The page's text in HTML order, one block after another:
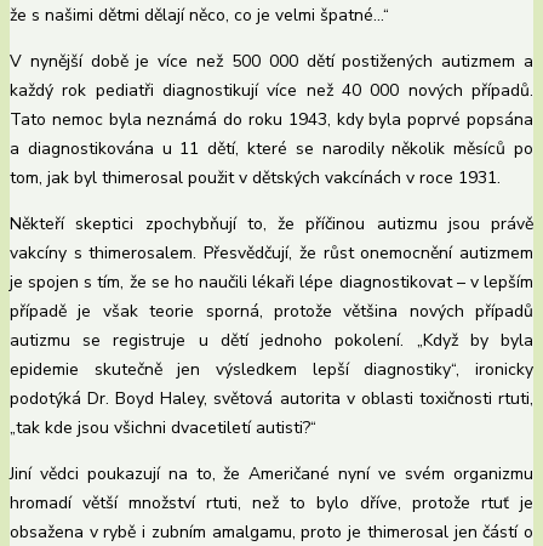
že s našimi dětmi dělají něco, co je velmi špatné…“
V nynější době je více než 500 000 dětí postižených autizmem a
každý rok pediatři diagnostikují více než 40 000 nových případů.
Tato nemoc byla neznámá do roku 1943, kdy byla poprvé popsána
a diagnostikována u 11 dětí, které se narodily několik měsíců po
tom, jak byl thimerosal použit v dětských vakcínách v roce 1931.
Někteří skeptici zpochybňují to, že příčinou autizmu jsou právě
vakcíny s thimerosalem. Přesvědčují, že růst onemocnění autizmem
je spojen s tím, že se ho naučili lékaři lépe diagnostikovat – v lepším
případě je však teorie sporná, protože většina nových případů
autizmu se registruje u dětí jednoho pokolení. „Když by byla
epidemie skutečně jen výsledkem lepší diagnostiky“, ironicky
podotýká Dr. Boyd Haley, světová autorita v oblasti toxičnosti rtuti,
„tak kde jsou všichni dvacetiletí autisti?“
Jiní vědci poukazují na to, že Američané nyní ve svém organizmu
hromadí větší množství rtuti, než to bylo dříve, protože rtuť je
obsažena v rybě i zubním amalgamu, proto je thimerosal jen částí o